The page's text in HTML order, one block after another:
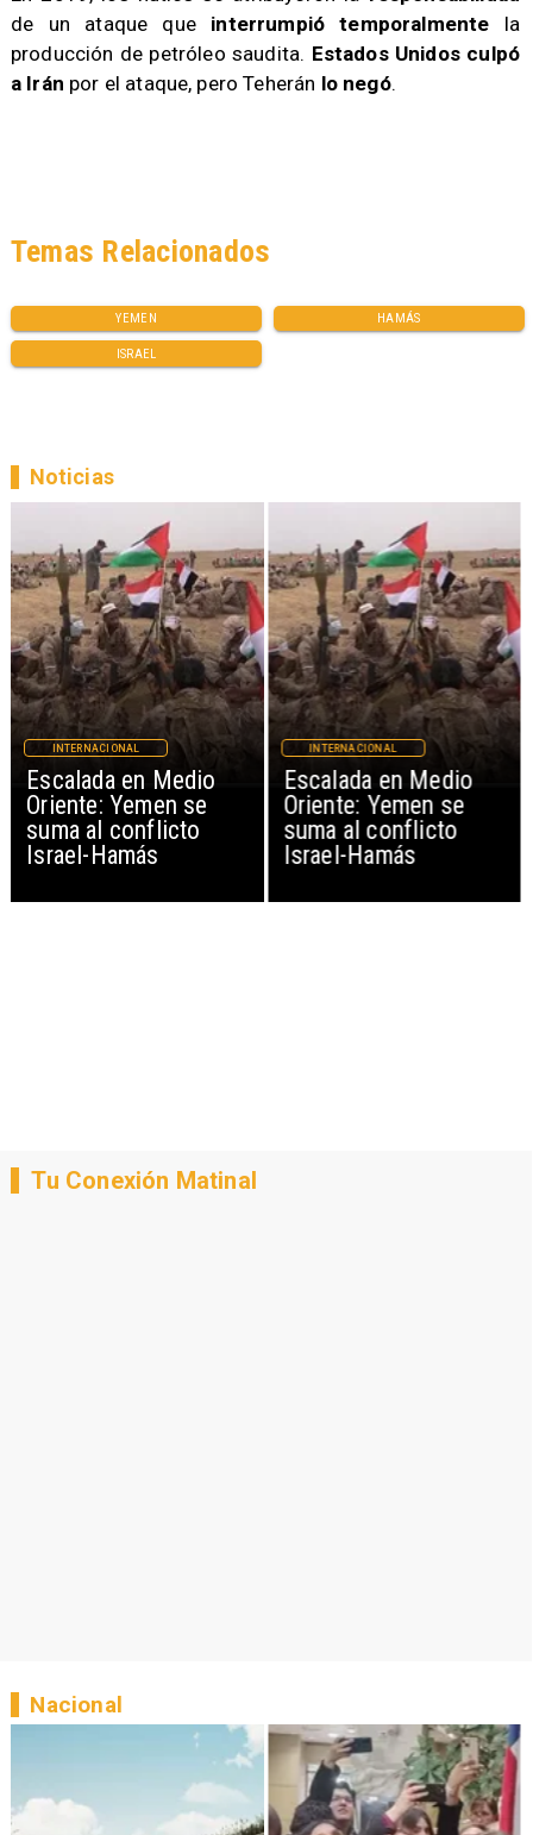
de un ataque que interrumpió temporalmente la
producción de petróleo saudita. Estados Unidos culpó
a Irán por el ataque, pero Teherán lo negó.
YEMEN HAMÁS
ISRAEL
Temas Relacionados
Escalada en Medio
Oriente: Yemen se
suma al conflicto
Israel-Hamás
INTERNACIONAL
Escalada en Medio
Oriente: Yemen se
suma al conflicto
Israel-Hamás
INTERNACIONAL
Noticias
Tu Conexión Matinal
Nacional